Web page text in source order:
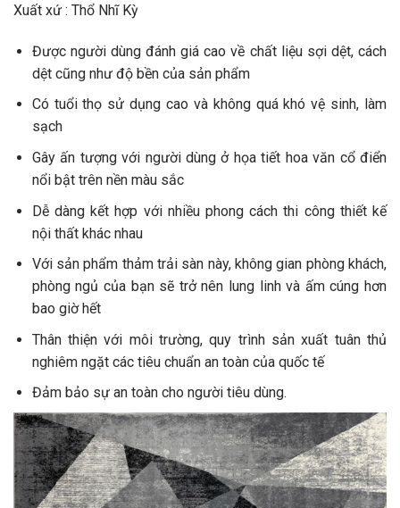
Xuất xứ : Thổ Nhĩ Kỳ
Được người dùng đánh giá cao về chất liệu sợi dệt, cách
dệt cũng như độ bền của sản phẩm
Có tuổi thọ sử dụng cao và không quá khó vệ sinh, làm
sạch
Gây ấn tượng với người dùng ở họa tiết hoa văn cổ điển
nổi bật trên nền màu sắc
Dễ dàng kết hợp với nhiều phong cách thi công thiết kế
nội thất khác nhau
Với sản phẩm thảm trải sàn này, không gian phòng khách,
phòng ngủ của bạn sẽ trở nên lung linh và ấm cúng hơn
bao giờ hết
Thân thiện với môi trường, quy trình sản xuất tuân thủ
nghiêm ngặt các tiêu chuẩn an toàn của quốc tế
Đảm bảo sự an toàn cho người tiêu dùng.